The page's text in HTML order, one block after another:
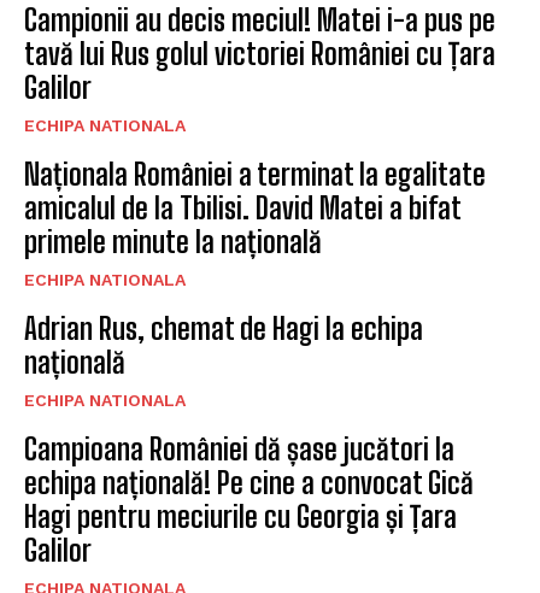
Campionii au decis meciul! Matei i-a pus pe
tavă lui Rus golul victoriei României cu Țara
Galilor
ECHIPA NATIONALA
Naționala României a terminat la egalitate
amicalul de la Tbilisi. David Matei a bifat
primele minute la națională
ECHIPA NATIONALA
Adrian Rus, chemat de Hagi la echipa
națională
ECHIPA NATIONALA
Campioana României dă șase jucători la
echipa națională! Pe cine a convocat Gică
Hagi pentru meciurile cu Georgia și Țara
Galilor
ECHIPA NATIONALA